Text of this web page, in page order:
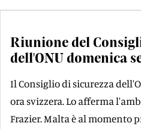
Riunione del
dell'ONU domenica
Il Consiglio di sicurezza
ora svizzera. Lo afferma
Frazier. Malta è al momento